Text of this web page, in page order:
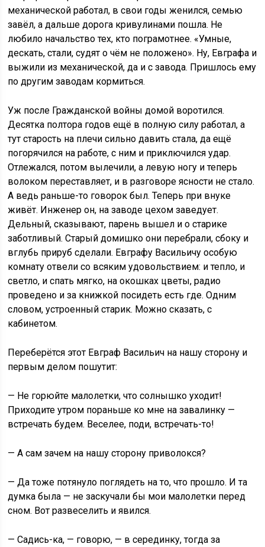
механической работал, в свои годы женился, семью
завёл, а дальше дорога кривулинами пошла. Не
любило начальство тех, кто пограмотнее. «Умные,
дескать, стали, судят о чём не положено». Ну, Евграфа и
выжили из механической, да и с завода. Пришлось ему
по другим заводам кормиться.
Уж после Гражданской войны домой воротился.
Десятка полтора годов ещё в полную силу работал, а
тут старость на плечи сильно давить стала, да ещё
погорячился на работе, с ним и приключился удар.
Отлежался, потом вылечили, а левую ногу и теперь
волоком переставляет, и в разговоре ясности не стало.
А ведь раньше-то говорок был. Теперь при внуке
живёт. Инженер он, на заводе цехом заведует.
Дельный, сказывают, парень вышел и о старике
заботливый. Старый домишко они перебрали, сбоку и
вглубь прируб сделали. Евграфу Васильичу особую
комнату отвели со всяким удовольствием: и тепло, и
светло, и спать мягко, на окошках цветы, радио
проведено и за книжкой посидеть есть где. Одним
словом, устроенный старик. Можно сказать, с
кабинетом.
Переберётся этот Евграф Васильич на нашу сторону и
первым делом пошутит:
— Не горюйте малолетки, что солнышко уходит!
Приходите утром пораньше ко мне на завалинку —
встречать будем. Веселее, поди, встречать-то!
— А сам зачем на нашу сторону приволокся?
— Да тоже потянуло поглядеть на то, что прошло. И та
думка была — не заскучали бы мои малолетки перед
сном. Вот развеселить и явился.
— Садись-ка, — говорю, — в серединку, тогда за